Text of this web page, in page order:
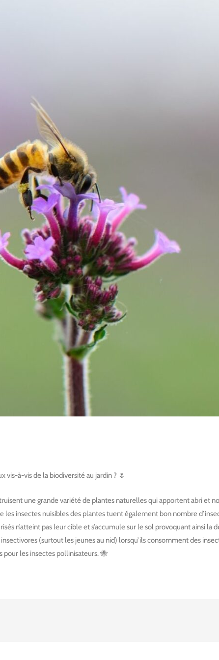
vis-à-vis de la biodiversité au jardin ? 🌷
une grande variété de plantes naturelles qui apportent abri et
insectes nuisibles des plantes tuent également bon nombre
n’atteint pas leur cible et s’accumule sur le sol provoquant ainsi
(surtout les jeunes au nid) lorsqu’ils consomment des
pour les insectes pollinisateurs. 🐝